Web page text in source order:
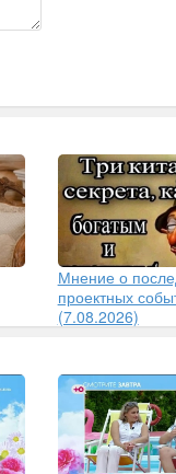
Мнение о
проектных
(7.08.2026)